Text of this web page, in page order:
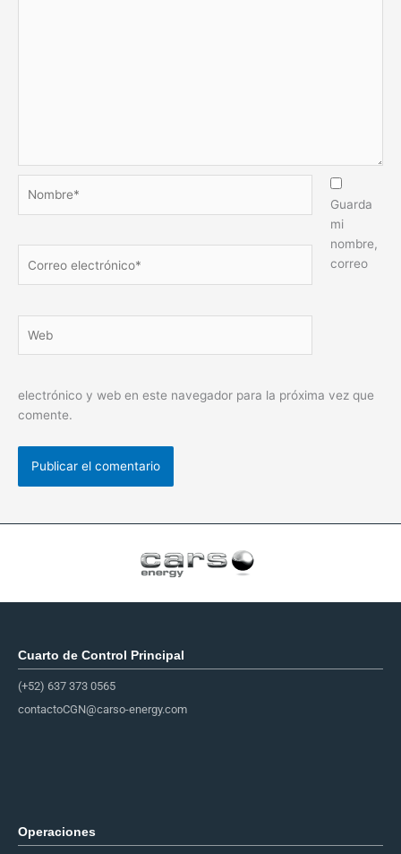
electrónico*
Guarda
mi
nombre,
correo
electrónico y web en este navegador para la próxima vez que
comente.
Cuarto de Control Principal​
(+52) 637 373 0565
contactoCGN@carso-energy.com
Operaciones